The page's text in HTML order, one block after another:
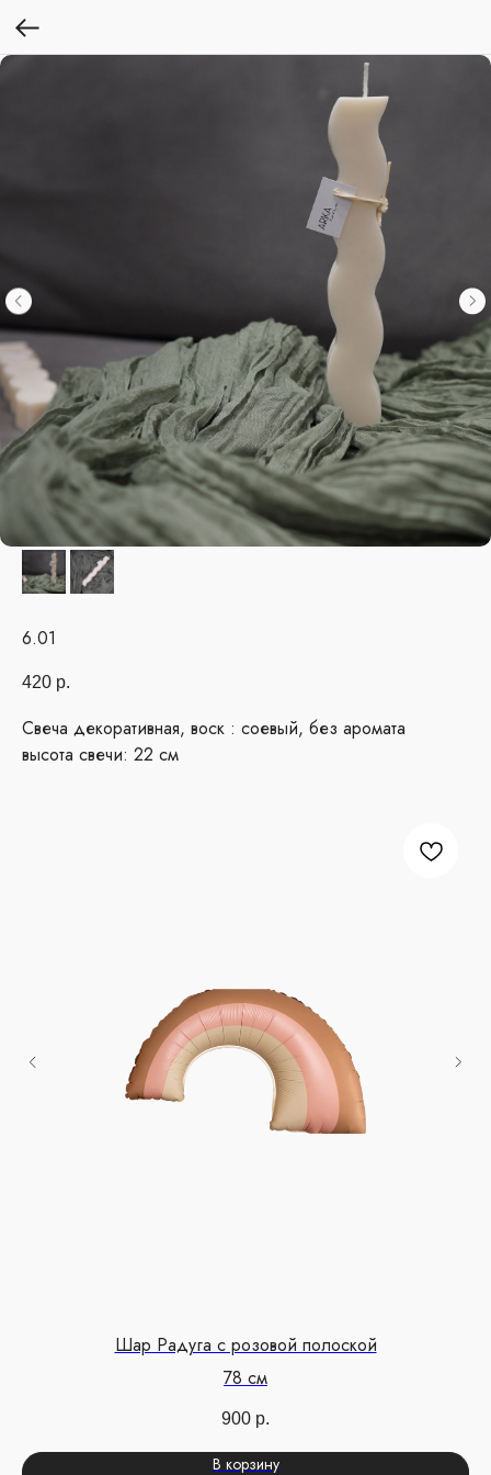
6.01
420 р.
Свеча декоративная, воск : соевый, без аромата
высота свечи: 22 см
Шар Радуга с розовой полоской
78 см
900 р.
В корзину